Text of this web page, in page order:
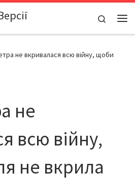
Search
не вкривалася всю війну, щоби
не
всю війну,
не вкрила